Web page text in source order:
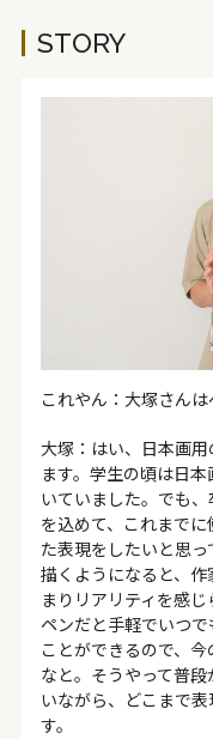
STORY
これやん：大塚さん
大塚：はい、日本画
ます。学生の頃は日
いていました。でも
を込めて、これまで
た表現をしたいと思
描くようになると、
まりリアリティを感
ペンだと手軽でいつ
ことができるので、
なと。そうやって普
いながら、どこまで
す。